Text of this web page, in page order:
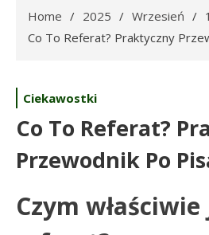
Home 2025 Wrzesień
Co To Referat? Praktyczny
Ciekawostki
Co To Referat?
Przewodnik Po
Czym